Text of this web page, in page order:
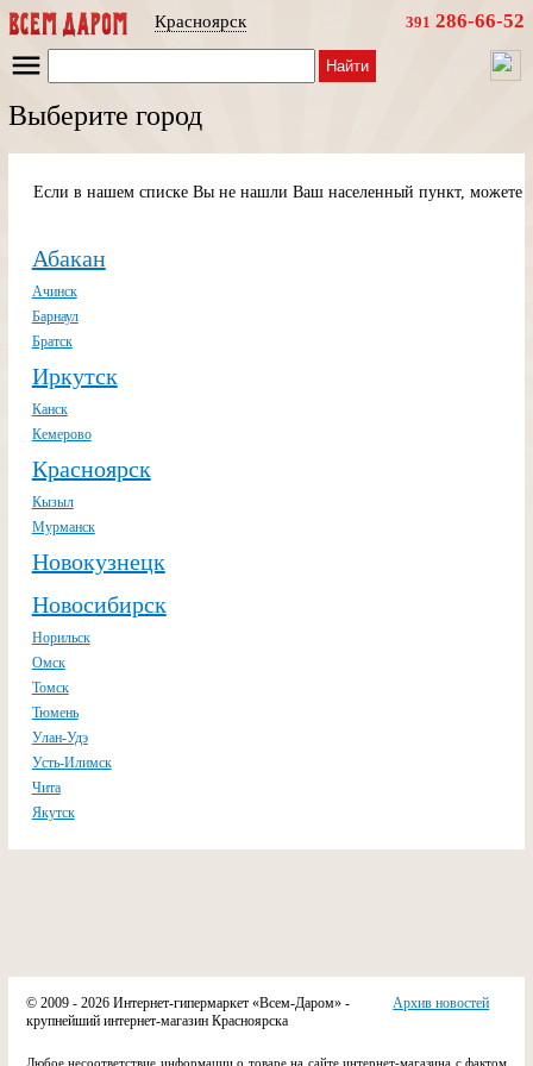
Красноярск 391 286-66-52
Найти
Выберите город
Если в нашем списке Вы не нашли Ваш населенный пункт, можете
Абакан
Ачинск
Барнаул
Братск
Иркутск
Канск
Кемерово
Красноярск
Кызыл
Мурманск
Новокузнецк
Новосибирск
Норильск
Омск
Томск
Тюмень
Улан-Удэ
Усть-Илимск
Чита
Якутск
Архив новостей
© 2009 - 2026 Интернет-гипермаркет «Всем-Даром» -
крупнейший интернет-магазин Красноярска
Любое несоответствие информации о товаре на сайте интернет-магазина с фактом